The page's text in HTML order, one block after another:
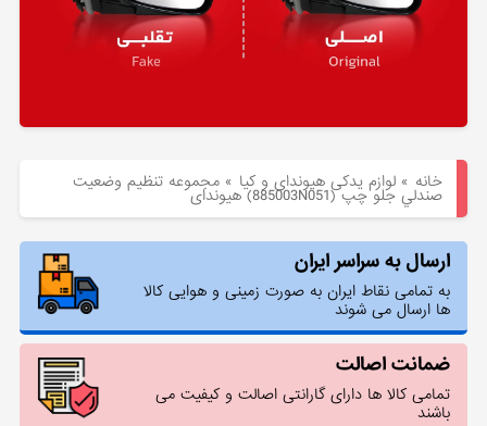
خانه »لوازم یدکی هیوندای و کیا »مجموعه تنظيم وضعيت
صندلي جلو چپ (885003N051) هیوندای
ارسال به سراسر ایران
به تمامی نقاط ایران به صورت زمینی و هوایی کالا
ها ارسال می شوند
ضمانت اصالت
تمامی کالا ها دارای گارانتی اصالت و کیفیت می
باشند